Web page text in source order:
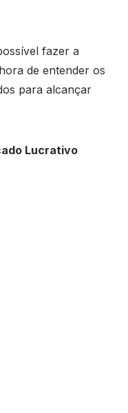
fazer a
de entender os
para alcançar
Lucrativo